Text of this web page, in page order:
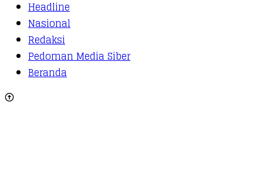
Headline
Nasional
Redaksi
Pedoman Media Siber
Beranda